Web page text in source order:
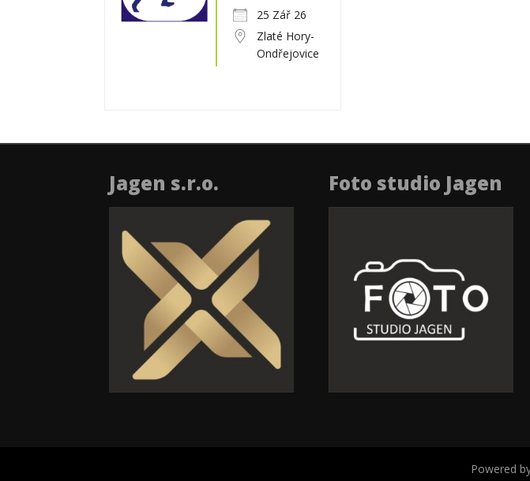
25 Zář 26
Zlaté Hory-
Ondřejovice
Jagen s.r.o. Foto studio Jagen
Powered